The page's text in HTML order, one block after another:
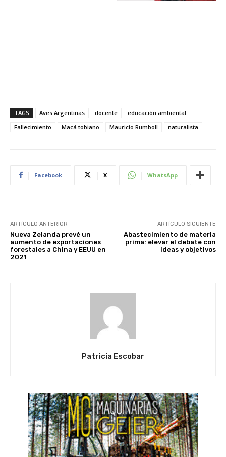
TAGS Aves Argentinas docente
educación ambiental
Fallecimiento
Macá tobiano Mauricio Rumboll naturalista
Facebook X WhatsApp
ARTÍCULO ANTERIOR
Nueva Zelanda prevé un
aumento de exportaciones
forestales a China y EEUU en
2021
ARTÍCULO SIGUIENTE
Abastecimiento de materia
prima: elevar el debate con
ideas y objetivos
Patricia Escobar